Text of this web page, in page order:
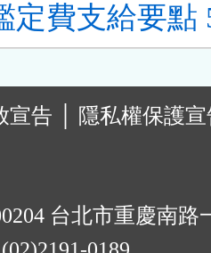
定費支給要點
宣告
隱私權保護
台北市重慶南路